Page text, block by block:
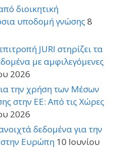
διοικητική
υποδομή γνώσης 8
JURI στηρίζει τα
με αμφιλεγόμενες
2026
την χρήση των Μέσων
στην ΕΕ: Από τις Χώρες
2026
δεδομένα για την
Ευρώπη 10 Ιουνίου